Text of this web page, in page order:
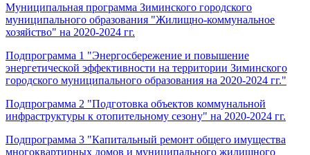
Муниципальная программа Зиминского городского
муниципального образования "Жилищно-коммунальное
хозяйство" на 2020-2024 гг.
Подпрограмма 1 "Энергосбережение и повышение
энергетической эффективности на территории Зиминского
городского муниципального образования на 2020-2024 гг."
Подпрограмма 2 "Подготовка объектов коммунальной
инфраструктуры к отопительному сезону" на 2020-2024 гг.
Подпрограмма 3 "Капитальный ремонт общего имущества
многоквартирных домов и муниципального жилищного